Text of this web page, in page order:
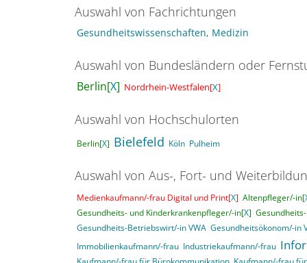
Auswahl von Fachrichtungen
Gesundheitswissenschaften, Medizin
Auswahl von Bundesländern oder
Berlin[X] Nordrhein-Westfalen[X]
Auswahl von Hochschulorten
Berlin[X] Bielefeld Köln Pulheim
Auswahl von Aus-, Fort- und
Medienkaufmann/-frau Digital und Print[X] Altenpfleger/-in[
Gesundheits- und Kinderkrankenpfleger/-in[X]
Gesundheits-Betriebswirt/-in VWA Gesundheitsökonom/-in
Immobilienkaufmann/-frau Industriekaufmann/-frau